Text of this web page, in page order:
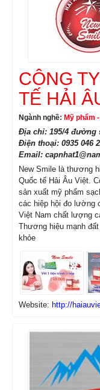
CÔNG
TẾ HẢI
Ngành nghề: Mỹ phẩm
Địa chỉ: 195/4 đường
Điện thoại: 0935 046
Email:
New Smile là thương
Quốc tế Hải Âu Việt.
sản xuất mỹ phẩm
các hiệp hội đo lường
Việt Nam chất lượng
Thương hiệu mạnh
khỏe
Website: http://